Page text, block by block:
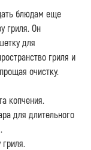
блюдам еще
гриля. Он
для
гриля и
очистку.
копчения.
для длительного